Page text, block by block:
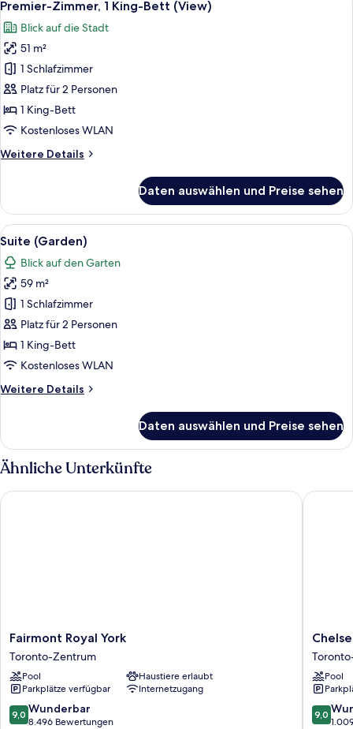
Fotos
für
Premier-
Zimmer,
1 King-
Bett
(View)
Premier-Zimmer, 1 King-Bett (View)
Blick auf die Stadt
51 m²
1 Schlafzimmer
Platz für 2 Personen
1 King-Bett
Kostenloses WLAN
Weitere Details
Weitere
Zimmer,
1 King-
Bett
Daten auswählen und Preise sehen
Alle
Fotos
für
Suite
(Garden)
anzeigen
Ein Bett mit weißer Bettwäsche, ein
5
Suite (Garden)
Blick auf den Garten
59 m²
1 Schlafzimmer
Platz für 2 Personen
1 King-Bett
Kostenloses WLAN
Weitere Details
Weitere
(Garden)
Daten auswählen und Preise sehen
Ähnliche Unterkünfte
Fairmont
Royal
York
Toronto-
Zentrum
Fairmont Royal York
Toronto-Zentrum
Pool
Haustiere erlaubt
Parkplätze verfügbar
Internetzugang
9.0
von
9,0 Wunderbar
8.496 Bewertungen
Fairmont Royal York
Chelsea
Hotel,
Toronto
Pool
9.0
von
9,0